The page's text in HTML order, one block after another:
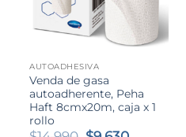
AUTOADHESIVA
Venda de gasa
autoadherente, Peha
Haft 8cmx20m, caja x 1
rollo